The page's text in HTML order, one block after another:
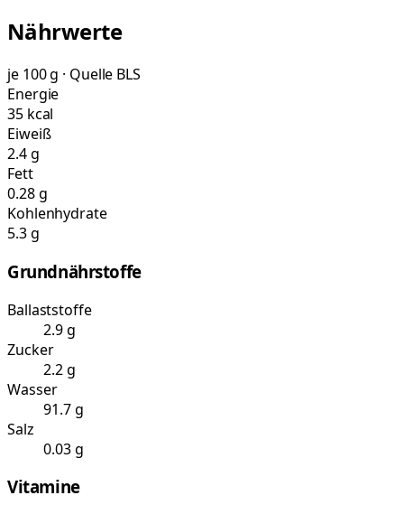
Nährwerte
je 100 g · Quelle BLS
Energie
35 kcal
Eiweiß
2.4 g
Fett
0.28 g
Kohlenhydrate
5.3 g
Grundnährstoffe
Ballaststoffe
2.9 g
Zucker
2.2 g
Wasser
91.7 g
Salz
0.03 g
Vitamine